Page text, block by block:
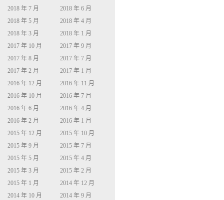
2018 年 7 月
2018 年 6 月
2018 年 5 月
2018 年 4 月
2018 年 3 月
2018 年 1 月
2017 年 10 月
2017 年 9 月
2017 年 8 月
2017 年 7 月
2017 年 2 月
2017 年 1 月
2016 年 12 月
2016 年 11 月
2016 年 10 月
2016 年 7 月
2016 年 6 月
2016 年 4 月
2016 年 2 月
2016 年 1 月
2015 年 12 月
2015 年 10 月
2015 年 9 月
2015 年 7 月
2015 年 5 月
2015 年 4 月
2015 年 3 月
2015 年 2 月
2015 年 1 月
2014 年 12 月
2014 年 10 月
2014 年 9 月